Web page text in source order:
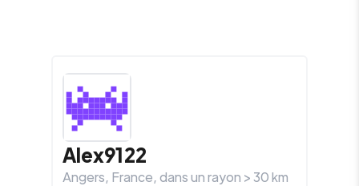
Alex9122
Angers, France, dans un rayon >30km